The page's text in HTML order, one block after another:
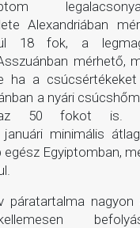
Alexandriában
18 fok, a
mérhető,
a csúcsértékeket
a nyári
50 fokot is.
minimális
egész Egyiptomban,
páratartalma nagyon